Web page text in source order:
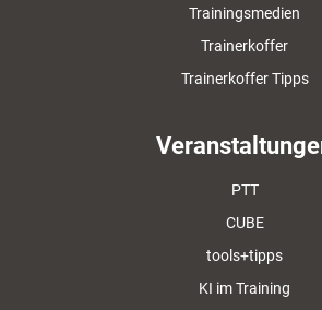
Trainingsmedien
Trainerkoffer
Trainerkoffer Tipps
PTT
CUBE
tools+tipps
KI im Training